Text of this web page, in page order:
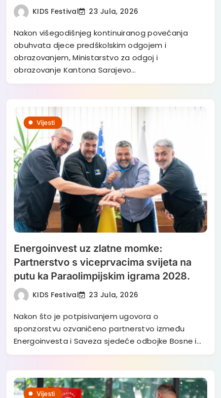
KIDS Festival 23 Jula, 2026
Nakon višegodišnjeg kontinuiranog povećanja
obuhvata djece predškolskim odgojem i
obrazovanjem, Ministarstvo za odgoj i
obrazovanje Kantona Sarajevo…
Vijesti
Energoinvest uz zlatne momke:
Partnerstvo s viceprvacima svijeta na
putu ka Paraolimpijskim igrama 2028.
KIDS Festival 23 Jula, 2026
Nakon što je potpisivanjem ugovora o
sponzorstvu ozvaničeno partnerstvo između
Energoinvesta i Saveza sjedeće odbojke Bosne i…
Vijesti